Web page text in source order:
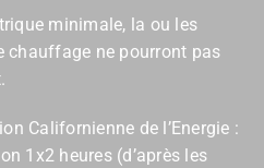
minimale, la ou les
chauffage ne pourront pas
Californienne de l’Energie :
1x2 heures (d’après les